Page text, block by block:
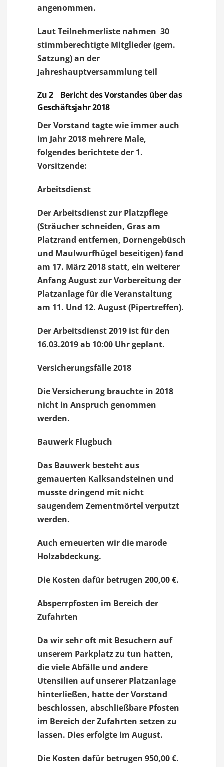
angenommen.
Laut Teilnehmerliste nahmen 30
stimmberechtigte Mitglieder (gem.
Satzung) an der
Jahreshauptversammlung teil
Zu 2 Bericht des Vorstandes über das
Geschäftsjahr 2018
Der Vorstand tagte wie immer auch
im Jahr 2018 mehrere Male,
folgendes berichtete der 1.
Vorsitzende:
Arbeitsdienst
Der Arbeitsdienst zur Platzpflege
(Sträucher schneiden, Gras am
Platzrand entfernen, Dornengebüsch
und Maulwurfhügel beseitigen) fand
am 17. März 2018 statt, ein weiterer
Anfang August zur Vorbereitung der
Platzanlage für die Veranstaltung
am 11. Und 12. August (Pipertreffen).
Der Arbeitsdienst 2019 ist für den
16.03.2019 ab 10:00 Uhr geplant.
Versicherungsfälle 2018
Die Versicherung brauchte in 2018
nicht in Anspruch genommen
werden.
Bauwerk Flugbuch
Das Bauwerk besteht aus
gemauerten Kalksandsteinen und
musste dringend mit nicht
saugendem Zementmörtel verputzt
werden.
Auch erneuerten wir die marode
Holzabdeckung.
Die Kosten dafür betrugen 200,00 €.
Absperrpfosten im Bereich der
Zufahrten
Da wir sehr oft mit Besuchern auf
unserem Parkplatz zu tun hatten,
die viele Abfälle und andere
Utensilien auf unserer Platzanlage
hinterließen, hatte der Vorstand
beschlossen, abschließbare Pfosten
im Bereich der Zufahrten setzen zu
lassen. Dies erfolgte im August.
Die Kosten dafür betrugen 950,00 €.